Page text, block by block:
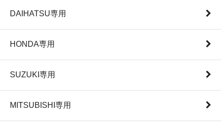
DAIHATSU専用
HONDA専用
SUZUKI専用
MITSUBISHI専用